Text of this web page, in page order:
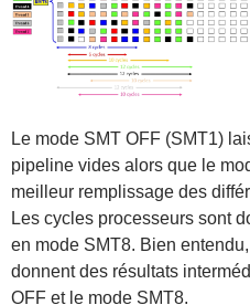
Le mode SMT OFF (SMT1)
pipeline vides alors que le
meilleur remplissage des
Les cycles processeurs sont
en mode SMT8. Bien
donnent des résultats
OFF et le mode SMT8.